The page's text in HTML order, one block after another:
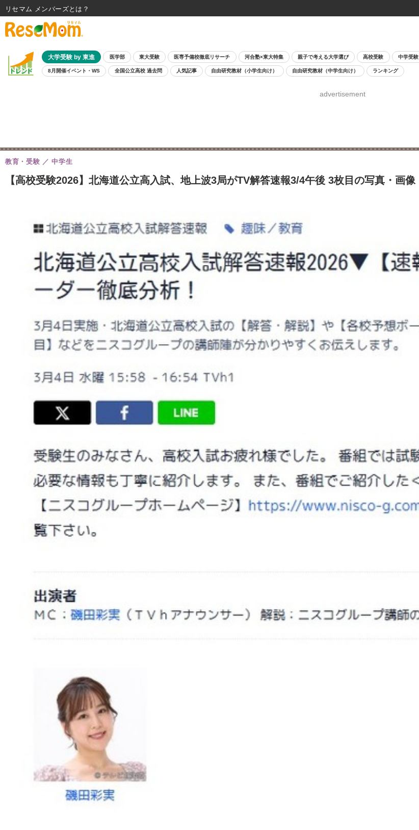
大学受験 by 東進 医学部 東大受験 医専予備校徹底リサーチ 河合塾×東大特集 親子で考える大学選び 高校受験 中学受験
8月開催イベント・WS 全国公立高校 過去問 人気記事 自由研究教材（小学生向け） 自由研究教材（中学生向け） ランキング
advertisement
【高校受験2026】北海道公立高入試、地上波3局がTV解答速報3/4午後 3枚目の写真・画像
教育・受験 中学生
リセマム メンバーズ